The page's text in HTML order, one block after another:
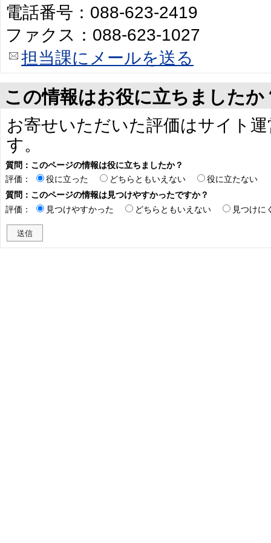
電話番号：088-623-2419
ファクス：088-623-1027
担当課にメールを送る
この情報はお役に立ちましたか
お寄せいただいた評価はサイト
す。
質問：このページの情報は役に立ちましたか？
評価：
役に立った どちらともいえない
役に立たない
質問：このページの情報は見つけやすかったですか？
評価：
見つけやすかった どちらともいえない 見つけに